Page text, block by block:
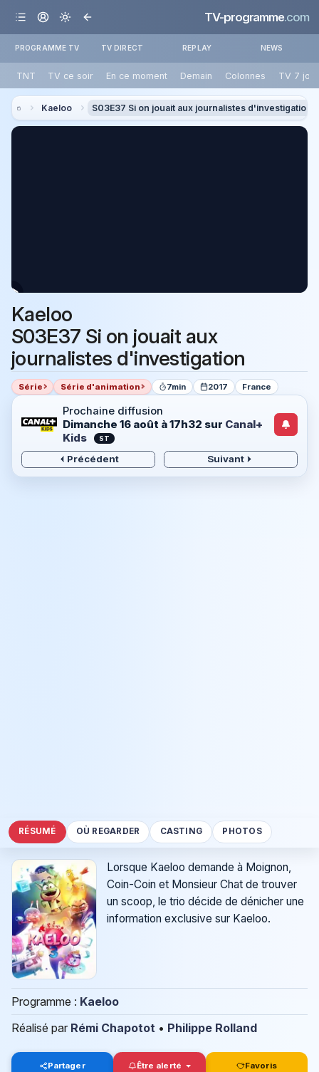
TV-programme.com
PROGRAMME TV TV DIRECT REPLAY NEWS
TNT TV ce soir En ce moment Demain Colonnes TV 7
Kaeloo S03E37 Si on jouait aux journalistes d'investigation
Kaeloo
S03E37 Si on jouait aux
journalistes d'investigation
Série Série d'animation 7min 2017 France
Prochaine diffusion
Dimanche 16 août à 17h32 sur Canal+
Kids
ST
Précédent Suivant
RÉSUMÉ OÙ REGARDER CASTING PHOTOS
Lorsque Kaeloo demande à Moignon,
Coin-Coin et Monsieur Chat de trouver
un scoop, le trio décide de dénicher une
information exclusive sur Kaeloo.
Programme : Kaeloo
Réalisé par Rémi Chapotot • Philippe Rolland
Partager Être alerté Favoris